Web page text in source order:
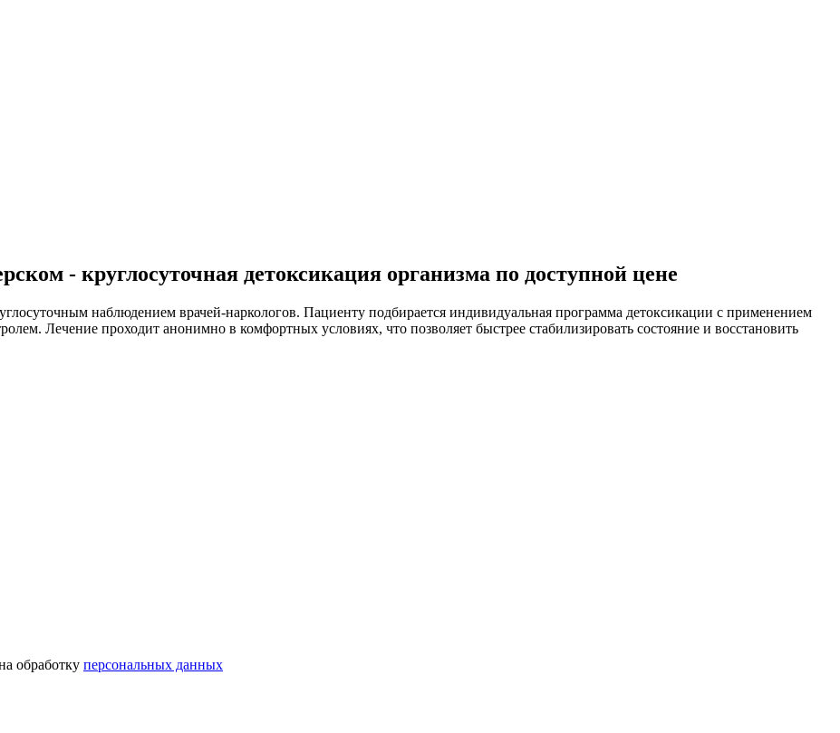
- круглосуточная детоксикация организма по доступной цене
наблюдением врачей-наркологов. Пациенту подбирается индивидуальная программа детоксикации с применением
Лечение проходит анонимно в комфортных условиях, что позволяет быстрее стабилизировать состояние и восстановить
обработку персональных данных